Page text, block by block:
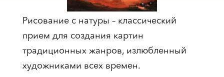
Рисование с натуры – классический
прием для создания картин
традиционных жанров, излюбленный
художниками всех времен.